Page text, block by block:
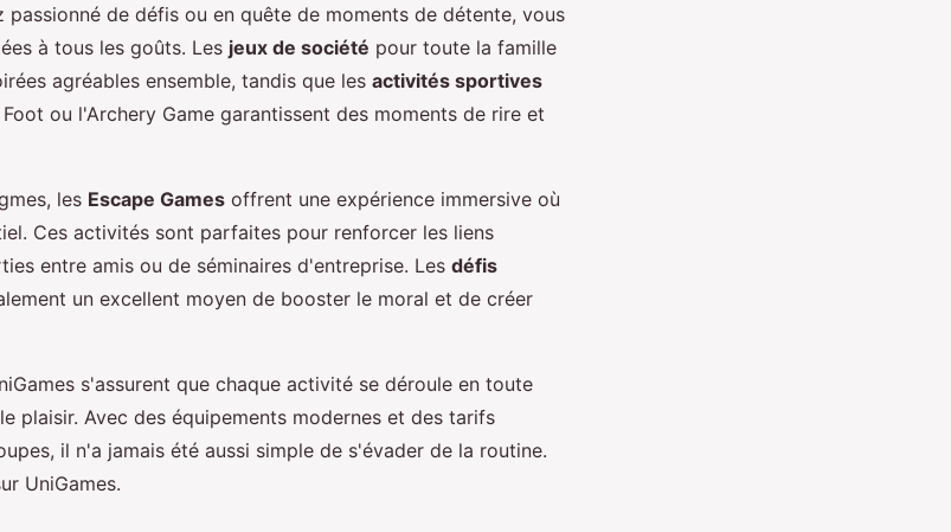
passionné de défis ou en quête de moments de détente, vous
à tous les goûts. Les jeux de société pour toute la famille
agréables ensemble, tandis que les activités sportives
ou l'Archery Game garantissent des moments de rire et
les Escape Games offrent une expérience immersive où
Ces activités sont parfaites pour renforcer les liens
entre amis ou de séminaires d'entreprise. Les défis
un excellent moyen de booster le moral et de créer
s'assurent que chaque activité se déroule en toute
plaisir. Avec des équipements modernes et des tarifs
il n'a jamais été aussi simple de s'évader de la routine.
UniGames.